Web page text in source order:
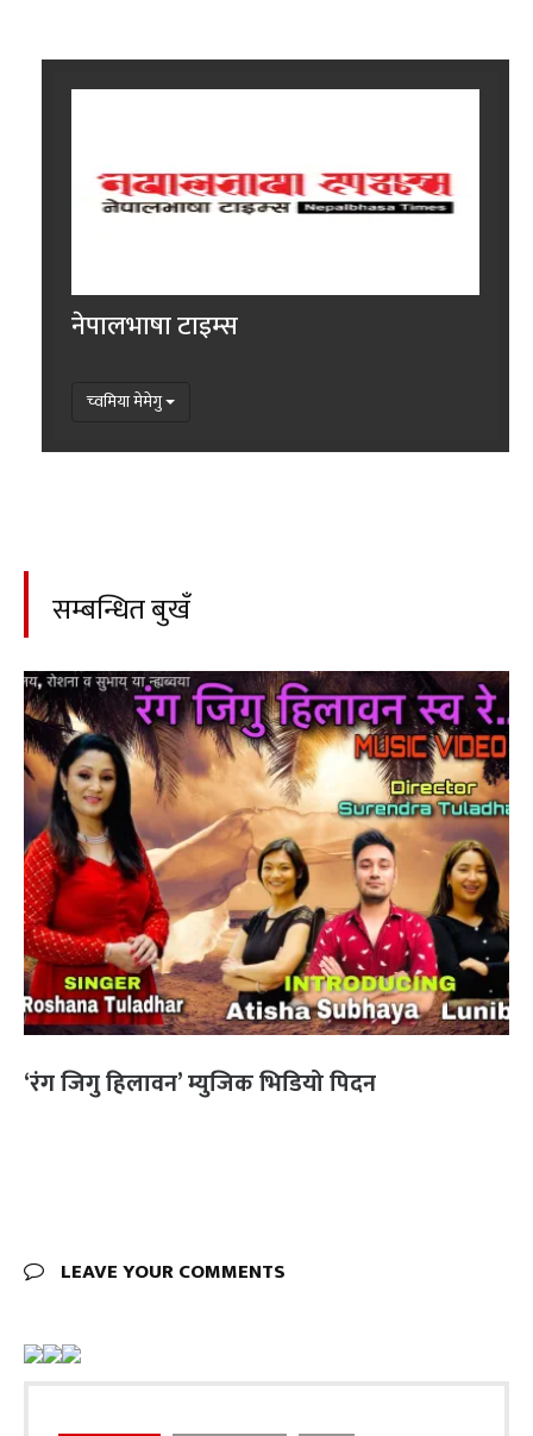
नेपालभाषा टाइम्स
च्वमिया मेमेगु
सम्बन्धित बुखँ
‘रंग जिगु हिलावन’ म्युजिक भिडियो पिदन
LEAVE YOUR COMMENTS